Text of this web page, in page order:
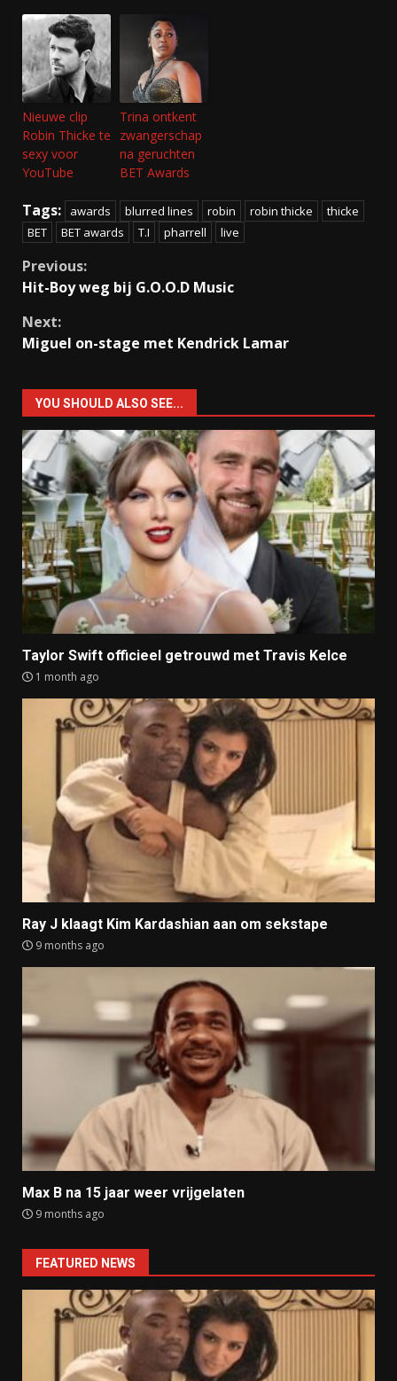
Nieuwe clip
Robin Thicke te
sexy voor
YouTube
Trina ontkent
zwangerschap
na geruchten
BET Awards
Tags: awards blurred lines robin robin thicke
thicke
BET
BET awards T.I pharrell live
Continue
Reading
Previous:
Hit-Boy weg bij G.O.O.D Music
Next:
Miguel on-stage met Kendrick Lamar
YOU SHOULD ALSO SEE...
Taylor Swift officieel getrouwd met Travis Kelce
1 month ago
Ray J klaagt Kim Kardashian aan om sekstape
9 months ago
Max B na 15 jaar weer vrijgelaten
9 months ago
FEATURED NEWS